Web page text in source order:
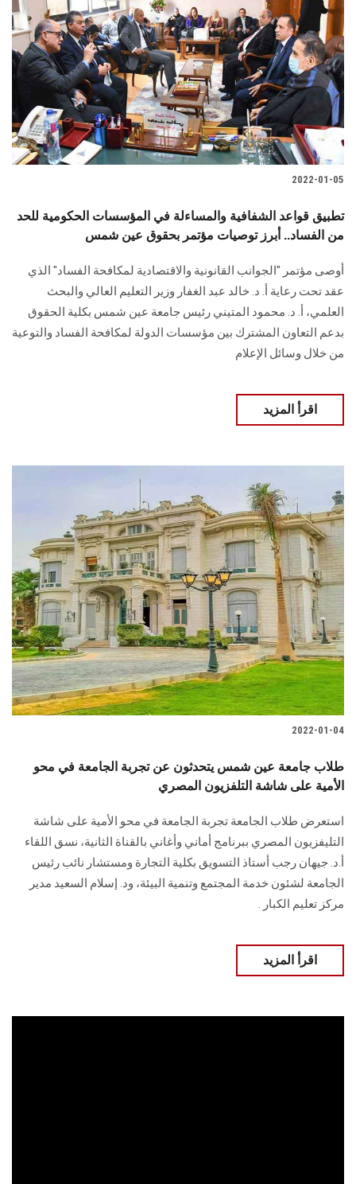
2022-01-05
تطبيق قواعد الشفافية والمساءلة في المؤسسات الحكومية للحد
من الفساد.. أبرز توصيات مؤتمر بحقوق عين شمس
أوصى مؤتمر "الجوانب القانونية والاقتصادية لمكافحة الفساد" الذي
عقد تحت رعاية أ. د. خالد عبد الغفار وزير التعليم العالي والبحث
العلمي، أ. د. محمود المتيني رئيس جامعة عين شمس بكلية الحقوق
بدعم التعاون المشترك بين مؤسسات الدولة لمكافحة الفساد والتوعية
من خلال وسائل الإعلام
اقرأ المزيد
2022-01-04
طلاب جامعة عين شمس يتحدثون عن تجربة الجامعة في محو
الأمية على شاشة التلفزيون المصري
استعرض طلاب الجامعة تجربة الجامعة في محو الأمية على شاشة
التليفزيون المصري ببرنامج أماني وأغاني بالقناة الثانية، نسق اللقاء
أ.د. جيهان رجب أستاذ التسويق بكلية التجارة ومستشار نائب رئيس
الجامعة لشئون خدمة المجتمع وتنمية البيئة، ود. إسلام السعيد مدير
مركز تعليم الكبار .
اقرأ المزيد